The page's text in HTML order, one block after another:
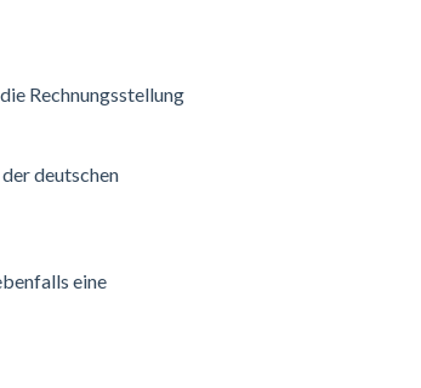
Rechnungsstellung
deutschen
eine